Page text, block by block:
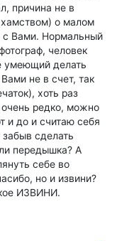
причина не в
хамством) о малом
с Вами. Нормальный
человек
умеющий делать
не в счет, так
хоть раз
очень редко, можно
и до и считаю себя
сделать
передышка? А
себе во
но и извини?
ИЗВИНИ.